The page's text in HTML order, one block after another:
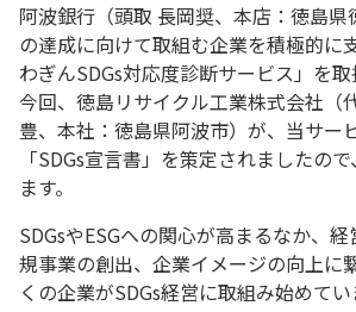
阿波銀行（頭取 長岡奨、本店：徳島県
の達成に向けて取組む企業を積極的に
わぎんSDGs対応度診断サービス」を取
今回、徳島リサイクル工業株式会社（
豊、本社：徳島県阿波市）が、当サー
「SDGs宣言書」を策定されましたの
ます。
SDGsやESGへの関心が高まるなか、
規事業の創出、企業イメージの向上に
くの企業がSDGs経営に取組み始めてい